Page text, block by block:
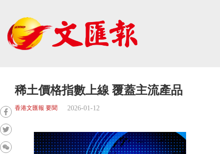
稀土價格指數上線 覆蓋主流產品
香港文匯報 要聞 2026-01-12